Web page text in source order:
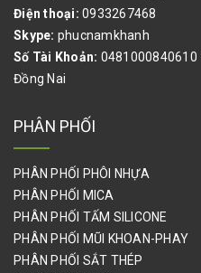
Điện thoại: 0933267468
Skype: phucnamkhanh
Số Tài Khoản: 0481000840610
Đồng Nai
PHÂN PHỐI
PHÂN PHỐI PHÔI NHỰA
PHÂN PHỐI MICA
PHÂN PHỐI TẤM SILICONE
PHÂN PHỐI MŨI KHOAN-PHAY
PHÂN PHỐI SẮT THÉP